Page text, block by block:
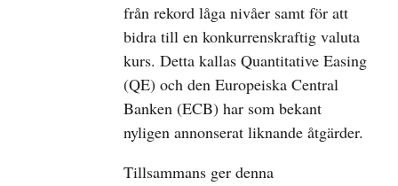
från rekord låga nivåer samt för att
bidra till en konkurrenskraftig valuta
kurs. Detta kallas Quantitative Easing
(QE) och den Europeiska Central
Banken (ECB) har som bekant
nyligen annonserat liknande åtgärder.
Tillsammans ger denna